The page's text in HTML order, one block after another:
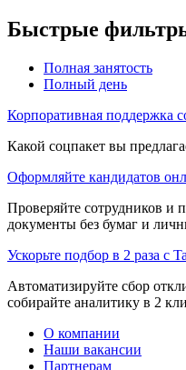
Быстрые
Полная занятость
Полный день
Корпоративная поддержка
Какой соцпакет вы
Оформляйте кандидатов
Проверяйте сотрудников и
документы без бумаг и
Ускорьте подбор в 2 раза с
Автоматизируйте сбор
собирайте аналитику в 2
О компании
Наши вакансии
Партнерам